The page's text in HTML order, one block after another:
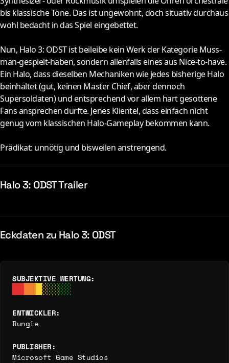
bis klassische Töne. Das ist ungewohnt, doch situativ durchaus
wohl bedacht in das Spiel eingebettet.
Nun, Halo 3: ODST ist beileibe kein Werk der Kategorie Muss-
man-gespielt-haben, sondern allenfalls eines aus Nice-to-have.
Ein Halo, dass dieselben Mechaniken wie jedes bisherige Halo
beinhaltet (gut, keinen Master Chief, aber dennoch
Supersoldaten) und entsprechend vor allem hart gesottene
Fans ansprechen dürfte. Jenes Klientel, dass einfach nicht
genug vom klassischen Halo-Gameplay bekommen kann.
Prädikat: unnötig und bisweilen anstrengend.
Halo 3: ODST Trailer
Eckdaten zu Halo 3: ODST
SUBJEKTIVE WERTUNG:
ENTWICKLER:
Bungie
PUBLISHER:
Microsoft Game Studios